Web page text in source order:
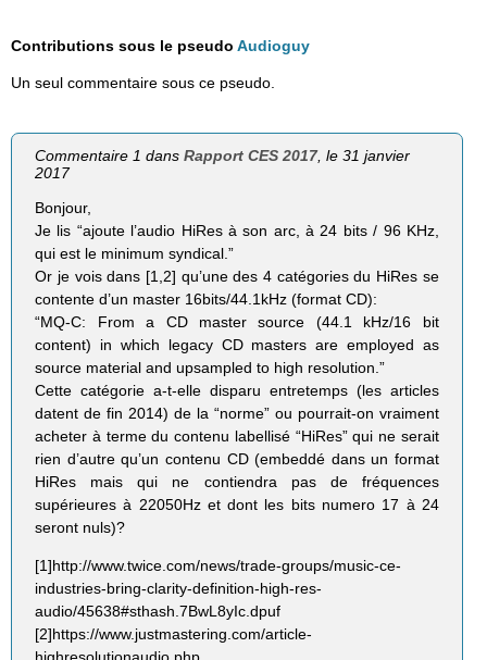
Contributions sous le pseudo Audioguy
Un seul commentaire sous ce pseudo.
Commentaire 1 dansRapport CES 2017, le 31 janvier
2017
Bonjour,
Je lis “ajoute l’audio HiRes à son arc, à 24 bits / 96 KHz,
qui est le minimum syndical.”
Or je vois dans [1,2] qu’une des 4 catégories du HiRes se
contente d’un master 16bits/44.1kHz (format CD):
“MQ-C: From a CD master source (44.1 kHz/16 bit
content) in which legacy CD masters are employed as
source material and upsampled to high resolution.”
Cette catégorie a-t-elle disparu entretemps (les articles
datent de fin 2014) de la “norme” ou pourrait-on vraiment
acheter à terme du contenu labellisé “HiRes” qui ne serait
rien d’autre qu’un contenu CD (embeddé dans un format
HiRes mais qui ne contiendra pas de fréquences
supérieures à 22050Hz et dont les bits numero 17 à 24
seront nuls)?
[1]http://www.twice.com/news/trade-groups/music-ce-
industries-bring-clarity-definition-high-res-
audio/45638#sthash.7BwL8yIc.dpuf
[2]https://www.justmastering.com/article-